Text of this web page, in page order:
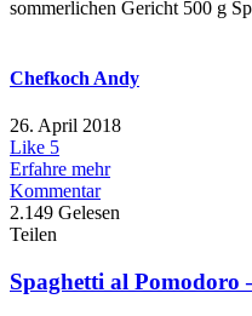
sommerlichen Gericht 500 g
Chefkoch Andy
26. April 2018
Like 5
Erfahre mehr
Kommentar
2.149 Gelesen
Teilen
Spaghetti al Pomodoro